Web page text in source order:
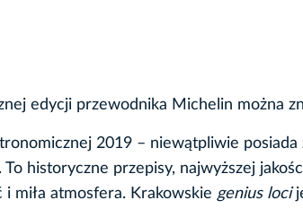
edycji przewodnika Michelin można
2019 – niewątpliwie posiada
historyczne przepisy, najwyższej
miła atmosfera. Krakowskie genius loci